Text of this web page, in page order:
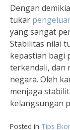
Dengan
tukar
yang sangat
Stabilitas nilai
kepastian bagi
terkendali, dan
negara. Oleh
menjaga
kelangsungan
Posted in Tips